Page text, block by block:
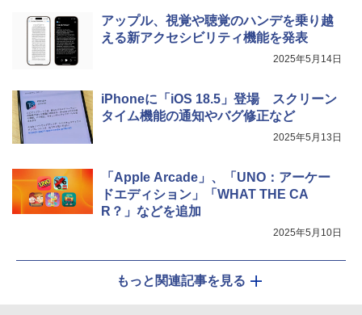
アップル、視覚や聴覚のハンデを乗り越
える新アクセシビリティ機能を発表
2025年5月14日
iPhoneに「iOS 18.5」登場 スクリーン
タイム機能の通知やバグ修正など
2025年5月13日
「Apple Arcade」、「UNO：アーケー
ドエディション」「WHAT THE CA
R？」などを追加
2025年5月10日
もっと関連記事を見る